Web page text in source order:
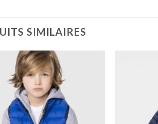
SIMILAIRES